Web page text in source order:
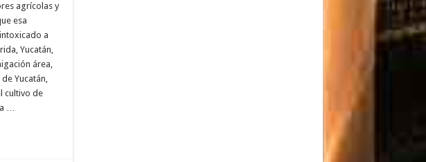
agrícolas y
esa
a
Yucatán,
área,
Yucatán,
cultivo de
a …